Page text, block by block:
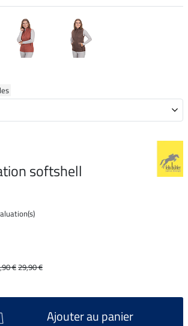
softshell
€29,90 €
Ajouter au panier